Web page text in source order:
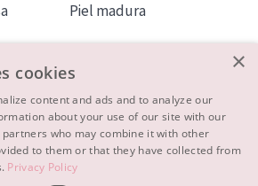
Piel madura
×
cookies
content and ads and to analyze our
about your use of our site with our
who may combine it with other
to them or that they have collected from
Privacy Policy